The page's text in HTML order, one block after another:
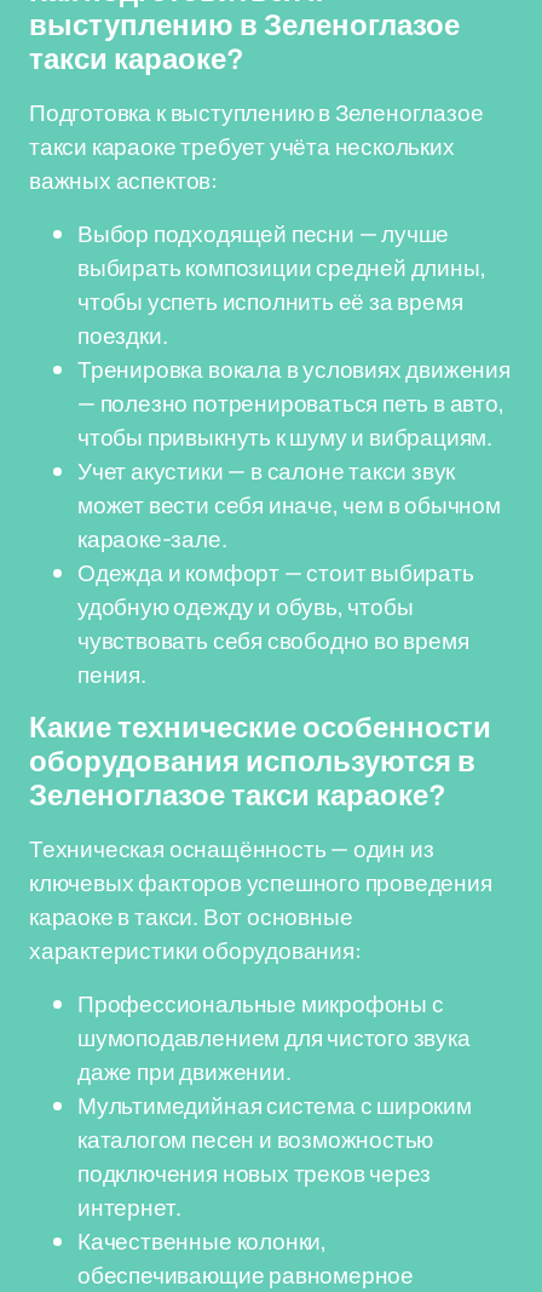
выступлению в Зеленоглазое
такси караоке?
Подготовка к выступлению в Зеленоглазое
такси караоке требует учёта нескольких
важных аспектов:
Выбор подходящей песни — лучше
выбирать композиции средней длины,
чтобы успеть исполнить её за время
поездки.
Тренировка вокала в условиях движения
— полезно потренироваться петь в авто,
чтобы привыкнуть к шуму и вибрациям.
Учет акустики — в салоне такси звук
может вести себя иначе, чем в обычном
караоке-зале.
Одежда и комфорт — стоит выбирать
удобную одежду и обувь, чтобы
чувствовать себя свободно во время
пения.
Какие технические особенности
оборудования используются в
Зеленоглазое такси караоке?
Техническая оснащённость — один из
ключевых факторов успешного проведения
караоке в такси. Вот основные
характеристики оборудования:
Профессиональные микрофоны с
шумоподавлением для чистого звука
даже при движении.
Мультимедийная система с широким
каталогом песен и возможностью
подключения новых треков через
интернет.
Качественные колонки,
обеспечивающие равномерное